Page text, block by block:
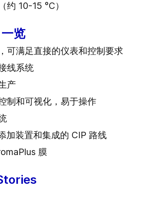
约 10-15 °C）
览
可满足直接的仪表和控制要求
线系统
产
制和可视化，易于操作
加装置和集成的 CIP 路线
膜